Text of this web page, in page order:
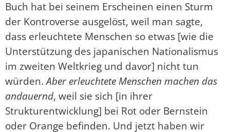
Buch hat bei seinem Erscheinen einen Sturm
der Kontroverse ausgelöst, weil man sagte,
dass erleuchtete Menschen so etwas [wie die
Unterstützung des japanischen Nationalismus
im zweiten Weltkrieg und davor] nicht tun
würden.Aber erleuchtete Menschen machen das
andauernd, weil sie sich [in ihrer
Strukturentwicklung] bei Rot oder Bernstein
oder Orange befinden. Und jetzt haben wir